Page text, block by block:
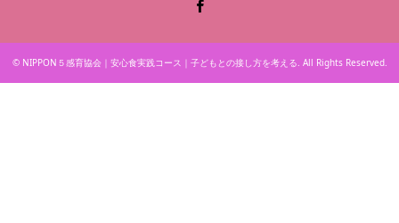
© NIPPON５感育協会｜安心食実践コース｜子どもとの接し方を考える. All Rights Reserved.